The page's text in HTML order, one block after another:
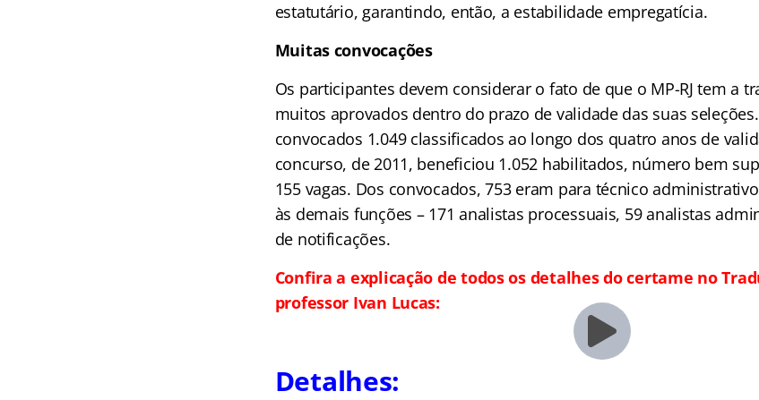
estatutário, garantindo, então, a estabilidade empregatícia.
Muitas convocações
Os participantes devem considerar o fato de que o MP-RJ tem a
muitos aprovados dentro do prazo de validade das suas
convocados 1.049 classificados ao longo dos quatro anos de
concurso, de 2011, beneficiou 1.052 habilitados, número bem
155 vagas. Dos convocados, 753 eram para técnico
às demais funções – 171 analistas processuais, 59 analistas
de notificações.
Confira a explicação de todos os detalhes do certame no
professor Ivan Lucas:
Detalhes: